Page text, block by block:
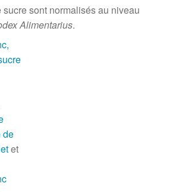
sont normalisés au niveau
Alimentarius.
de
et